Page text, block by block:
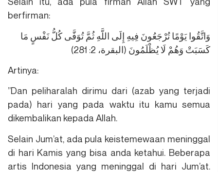
berfirman:
وَاتَّقُوا يَوْمًا تُرْجَعُونَ فِيهِ إِلَى اللَّهِ ثُمَّ تُوَفَّى كُلُّ نَفْسٍ مَا
كَسَبَتْ وَهُمْ لَا يُظْلَمُونَ (البقرة، 2: 281)
Artinya:
”Dan peliharalah dirimu dari (azab yang terjadi
pada) hari yang pada waktu itu kamu semua
dikembalikan kepada Allah.
Selain Jum’at, ada pula keistemewaan meninggal
di hari Kamis yang bisa anda ketahui. Beberapa
artis Indonesia yang meninggal di hari Jum’at.